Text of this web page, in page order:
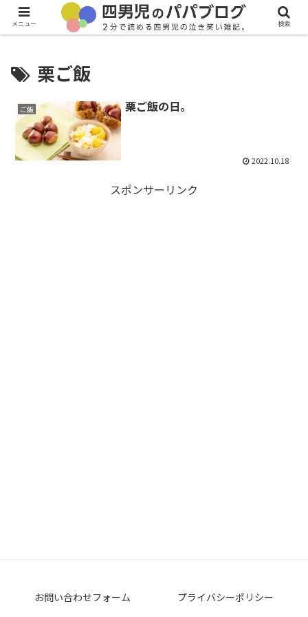
栗ご飯
ご飯 栗ご飯の日。
2022.10.18
スポンサーリンク
お問い合わせフォーム プライバシーポリシー
メニュー 検索